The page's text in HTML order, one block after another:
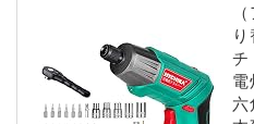
チ
電
六